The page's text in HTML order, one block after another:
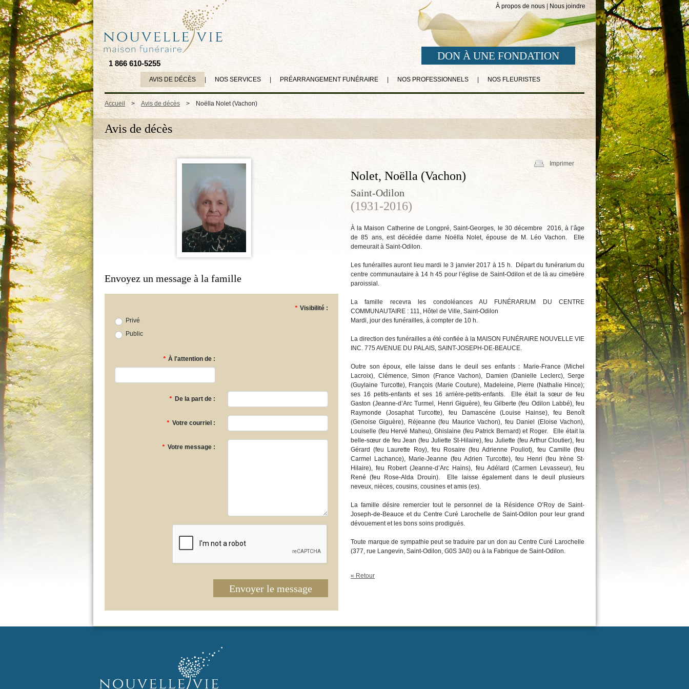
À propos de nous Nous joindre
1 866 610-5255
DON À UNE FONDATION
AVIS DE DÉCÈS NOS SERVICES PRÉARRANGEMENT FUNÉRAIRE NOS PROFESSIONNELS NOS FLEURISTES
Accueil > Avis de décès > Noëlla Nolet (Vachon)
Avis de décès
Envoyez un message à la famille
* Visibilité :
Privé
Public
* À l'attention de :
* De la part de :
* Votre courriel :
* Votre message :
Envoyer le message
Imprimer
Nolet, Noëlla (Vachon)
Saint-Odilon
(1931-2016)
À la Maison Catherine de Longpré, Saint-Georges, le 30 décembre 2016, à l’âge
de 85 ans, est décédée dame Noëlla Nolet, épouse de M. Léo Vachon. Elle
demeurait à Saint-Odilon.
Les funérailles auront lieu mardi le 3 janvier 2017 à 15 h. Départ du funérarium du
centre communautaire à 14 h 45 pour l’église de Saint-Odilon et de là au cimetière
paroissial.
La famille recevra les condoléances AU FUNÉRARIUM DU CENTRE
COMMUNAUTAIRE : 111, Hôtel de Ville, Saint-Odilon
Mardi, jour des funérailles, à compter de 10 h.
La direction des funérailles a été confiée à la MAISON FUNÉRAIRE NOUVELLE VIE
INC. 775 AVENUE DU PALAIS, SAINT-JOSEPH-DE-BEAUCE.
Outre son époux, elle laisse dans le deuil ses enfants : Marie-France (Michel
Lacroix), Clémence, Simon (France Vachon), Damien (Danielle Leclerc), Serge
(Guylaine Turcotte), François (Marie Couture), Madeleine, Pierre (Nathalie Hince);
ses 16 petits-enfants et ses 16 arrière-petits-enfants. Elle était la sœur de feu
Gaston (Jeanne-d’Arc Turmel, Henri Giguère), feu Gilberte (feu Odilon Labbé), feu
Raymonde (Josaphat Turcotte), feu Damascéne (Louise Hainse), feu Benoît
(Genoise Giguère), Réjeanne (feu Maurice Vachon), feu Daniel (Eloise Vachon),
Louiselle (feu Hervé Maheu), Ghislaine (feu Patrick Bernard) et Roger. Elle était la
belle-sœur de feu Jean (feu Juliette St-Hilaire), feu Juliette (feu Arthur Cloutier), feu
Gérard (feu Laurette Roy), feu Rosaire (feu Adrienne Pouliot), feu Camille (feu
Carmel Lachance), Marie-Jeanne (feu Adrien Turcotte), feu Henri (feu Irène St-
Hilaire), feu Robert (Jeanne-d’Arc Hains), feu Adélard (Carmen Levasseur), feu
René (feu Rose-Alda Drouin). Elle laisse également dans le deuil plusieurs
neveux, nièces, cousins, cousines et amis (es).
La famille désire remercier tout le personnel de la Résidence O’Roy de Saint-
Joseph-de-Beauce et du Centre Curé Larochelle de Saint-Odilon pour leur grand
dévouement et les bons soins prodigués.
Toute marque de sympathie peut se traduire par un don au Centre Curé Larochelle
(377, rue Langevin, Saint-Odilon, G0S 3A0) ou à la Fabrique de Saint-Odilon.
« Retour